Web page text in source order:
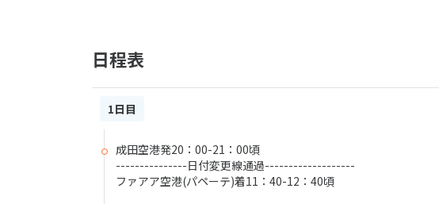
日程表
1日目
成田空港発20：00-21：00頃
---------------日付変更線通過-------------------
ファアア空港(パペーテ)着11：40-12：40頃